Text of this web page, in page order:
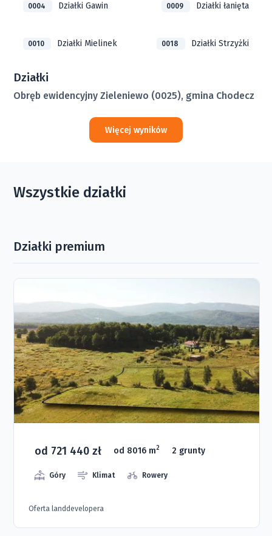
0004 Działki Gawin 0009 Działki łanięta
0010 Działki Mielinek 0018 Działki Strzyżki
Działki
Obręb ewidencyjny Zieleniewo (0025), gmina Chodecz
Więcej wyników
Wszystkie działki
Działki premium
od 721 440 zł od 8016 m2 2 grunty
Góry Klimat Rowery
Oferta landdevelopera